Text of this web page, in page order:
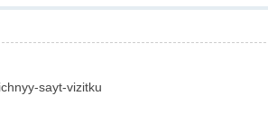
sayt-vizitku